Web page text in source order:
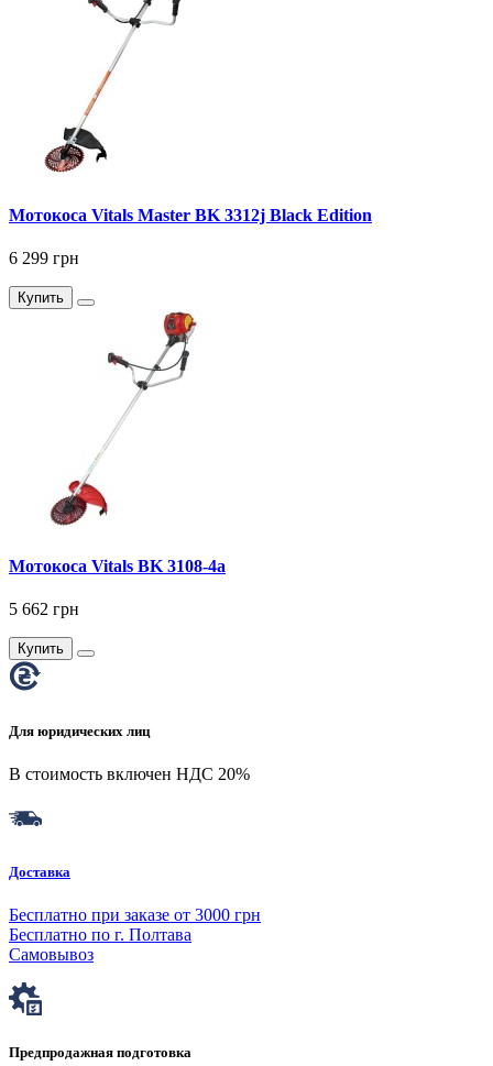
Мотокоса Vitals Master BK 3312j Black Edition
6 299 грн
Купить
Мотокоса Vitals BK 3108-4a
5 662 грн
Купить
Для юридических лиц
В стоимость включен НДС 20%
Доставка
Бесплатно при заказе от 3000 грн
Бесплатно по г. Полтава
Самовывоз
Предпродажная подготовка